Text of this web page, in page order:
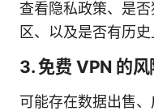
查看隐私政策、是
区、以及是否有历史
3. 免费 VPN 的风
可能存在数据出售